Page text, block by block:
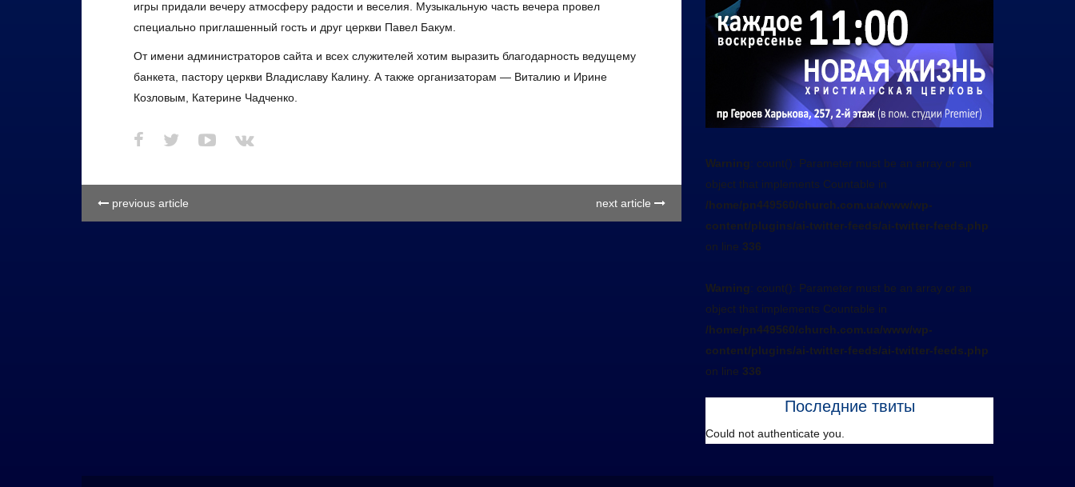
игры придали вечеру атмосферу радости и веселия. Музыкальную часть вечера провел
специально приглашенный гость и друг церкви Павел Бакум.
От имени администраторов сайта и всех служителей хотим выразить благодарность ведущему
банкета, пастору церкви Владиславу Калину. А также организаторам — Виталию и Ирине
Козловым, Катерине Чадченко.
previous article next article
Warning: count(): Parameter must be an array or an
object that implements Countable in
/home/pn449560/church.com.ua/www/wp-
content/plugins/ai-twitter-feeds/ai-twitter-feeds.php
on line 336
Warning: count(): Parameter must be an array or an
object that implements Countable in
/home/pn449560/church.com.ua/www/wp-
content/plugins/ai-twitter-feeds/ai-twitter-feeds.php
on line 336
Последние твиты
Could not authenticate you.